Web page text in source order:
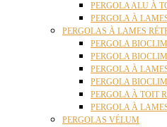
PERGOLA ALU À
PERGOLA À
PERGOLAS À LAMES
PERGOLA
PERGOLA
PERGOLA À
PERGOLA
PERGOLA À TOIT
PERGOLA À
PERGOLAS VÉLUM